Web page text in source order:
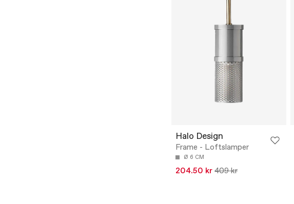
Halo Design
Frame - Loftslamper
Ø 6 CM
204.50 kr 409 kr